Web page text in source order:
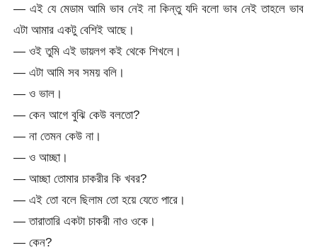
— এই যে মেডাম আমি ভাব নেই না কিন্তু যদি বলো ভাব নেই তাহলে ভাব
এটা আমার একটু বেশিই আছে।
— ওই তুমি এই ডায়লগ কই থেকে শিখলে।
— এটা আমি সব সময় বলি।
— ও ভাল।
— কেন আগে বুঝি কেউ বলতো?
— না তেমন কেউ না।
— ও আচ্ছা।
— আচ্ছা তোমার চাকরীর কি খবর?
— এই তো বলে ছিলাম তো হয়ে যেতে পারে।
— তারাতারি একটা চাকরী নাও ওকে।
— কেন?